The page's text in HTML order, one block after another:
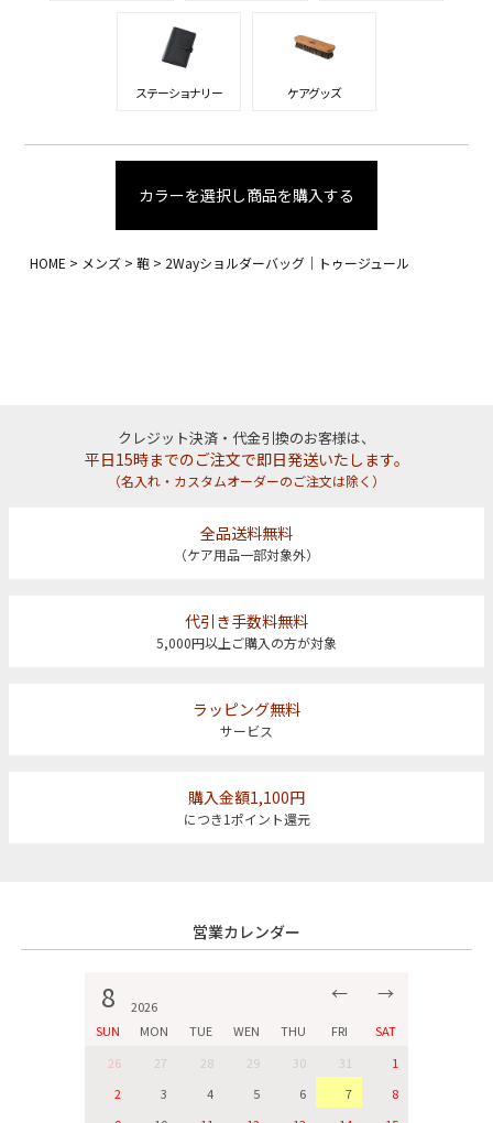
ステーショナリー ケアグッズ
カラーを選択し商品を購入する
HOME メンズ 鞄 2Wayショルダーバッグ｜トゥージュール
クレジット決済・代金引換のお客様は、
平日15時までのご注文で即日発送いたします。
（名入れ・カスタムオーダーのご注文は除く）
全品送料無料
（ケア用品一部対象外）
代引き手数料無料
5,000円以上ご購入の方が対象
ラッピング無料
サービス
購入金額1,100円
につき1ポイント還元
営業カレンダー
8 2026
← →
SUN MON TUE WEN THU FRI
SAT
26
27 28 29 30 31
1
2
3 4 5 6 7
8